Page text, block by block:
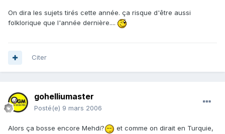
On dira les sujets tirés cette année. ça risque d'être aussi
folklorique que l'année dernière....
Citer
gohelliumaster
Posté(e) 9 mars 2006
Alors ça bosse encore Mehdi?
et comme on dirait en Turquie,